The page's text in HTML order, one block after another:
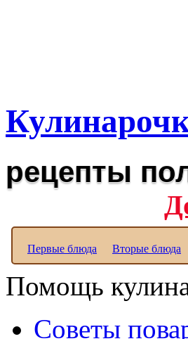
рецепты
Первые блюда Вторые блюда
Помощь
Советы